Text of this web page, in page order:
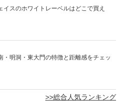
イスのホワイトレーベルはどこで買え
・明洞・東大門の特徴と距離感をチェッ
>>総合人気ランキング